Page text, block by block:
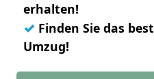
erhalten!
✓ Finden Sie das
Umzug!